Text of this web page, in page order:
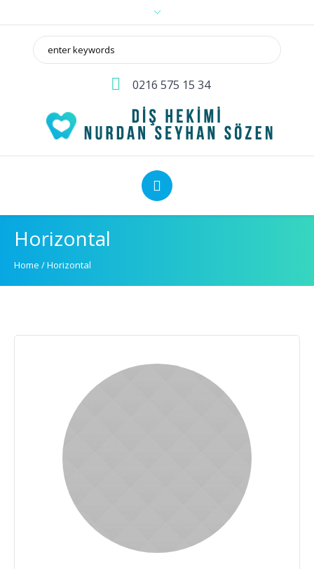
0216 575 15 34
Horizontal
Home /Horizontal